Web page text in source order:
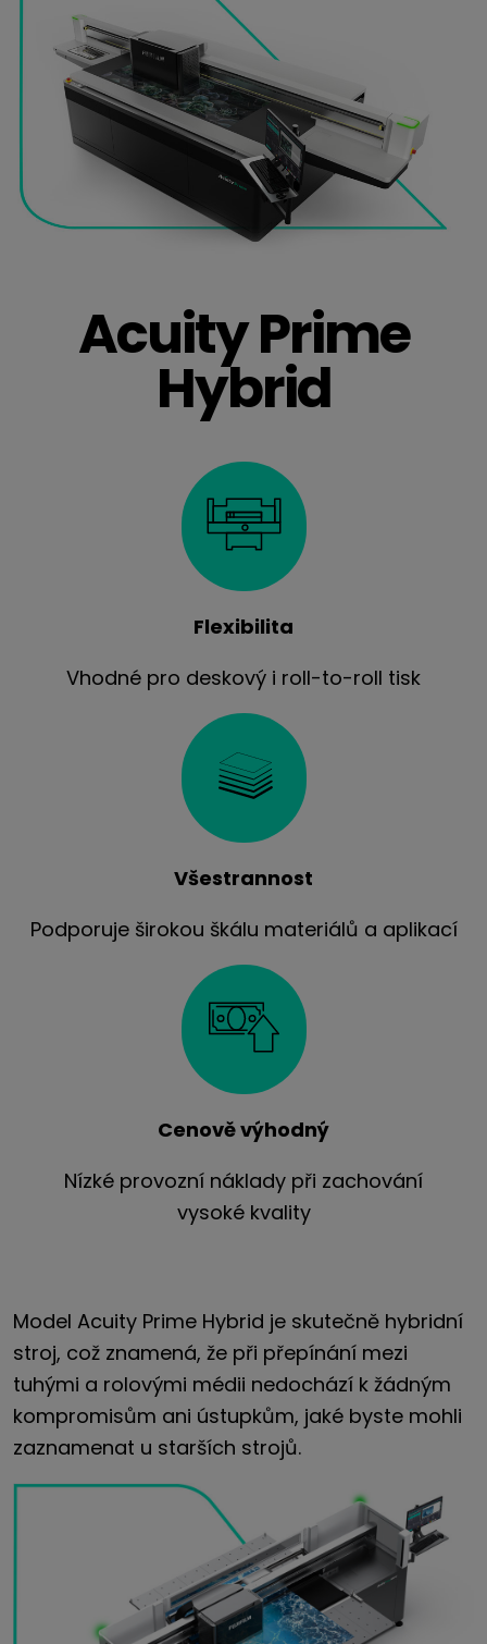
Acuity Prime
Hybrid
Flexibilita
Vhodné pro deskový i roll-to-roll tisk
Všestrannost
Podporuje širokou škálu materiálů a aplikací
Cenově výhodný
Nízké provozní náklady při zachování
vysoké kvality
Model Acuity Prime Hybrid je skutečně hybridní
stroj, což znamená, že při přepínání mezi
tuhými a rolovými médii nedochází k žádným
kompromisům ani ústupkům, jaké byste mohli
zaznamenat u starších strojů.